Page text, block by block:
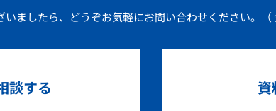
ましたら、どうぞお気軽にお問い合わせください。
談する 資